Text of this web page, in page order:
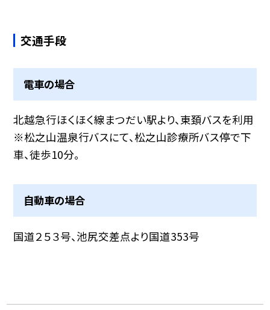
交通手段
電車の場合
北越急行ほくほく線まつだい駅より、東頚バスを利用
※松之山温泉行バスにて、松之山診療所バス停で下
車、徒歩10分。
自動車の場合
国道２５３号、池尻交差点より国道353号